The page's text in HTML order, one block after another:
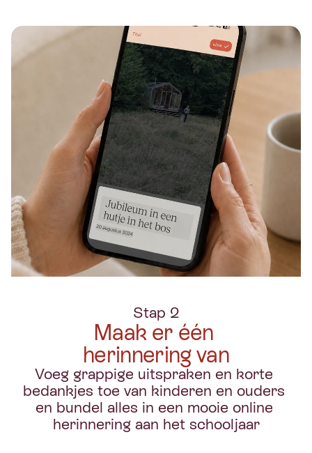
Stap 2
Maak er één
herinnering van
Voeg grappige uitspraken en korte
bedankjes toe van kinderen en ouders
en bundel alles in een mooie online
herinnering aan het schooljaar